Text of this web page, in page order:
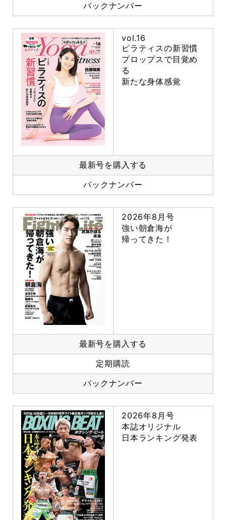
バックナンバー
vol.16
ピラティスの新習慣
プロップスで目覚め
る
新たな身体感覚
最新号を購入する
バックナンバー
2026年8月号
強い朝倉海が
帰ってきた！
最新号を購入する
定期購読
バックナンバー
2026年8月号
本誌オリジナル
日本ランキング発表